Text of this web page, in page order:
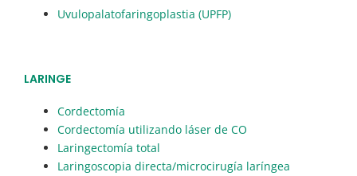
Uvulopalatofaringoplastia (UPFP)
LARINGE
Cordectomía
Cordectomía utilizando láser de CO
Laringectomía total
Laringoscopia directa/microcirugía laríngea